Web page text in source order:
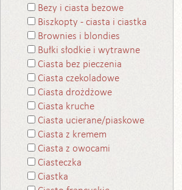
Bezy i ciasta bezowe
Biszkopty - ciasta i ciastka
Brownies i blondies
Bułki słodkie i wytrawne
Ciasta bez pieczenia
Ciasta czekoladowe
Ciasta drożdżowe
Ciasta kruche
Ciasta ucierane/piaskowe
Ciasta z kremem
Ciasta z owocami
Ciasteczka
Ciastka